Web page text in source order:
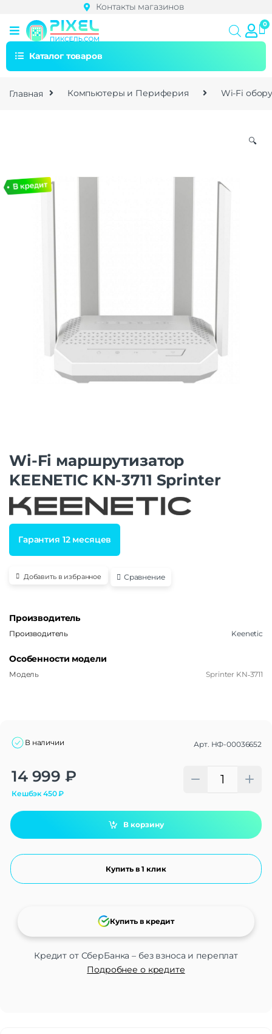
Контакты магазинов
Каталог товаров
Главная Компьютеры и Периферия Wi-Fi
🔍
Wi-Fi маршрутизатор
KEENETIC KN-3711 Sprinter
Гарантия 12 месяцев
Добавить в избранное Сравнение
Производитель
Производитель Keenetic
Особенности модели
Модель Sprinter KN‑3711
В наличии Арт. НФ-00036652
14 999 ₽
Кешбэк450₽
В корзину
Купить в 1 клик
Кредит от СберБанка – без взноса и переплат
Подробнее о кредите
Купить в кредит
Alternative: